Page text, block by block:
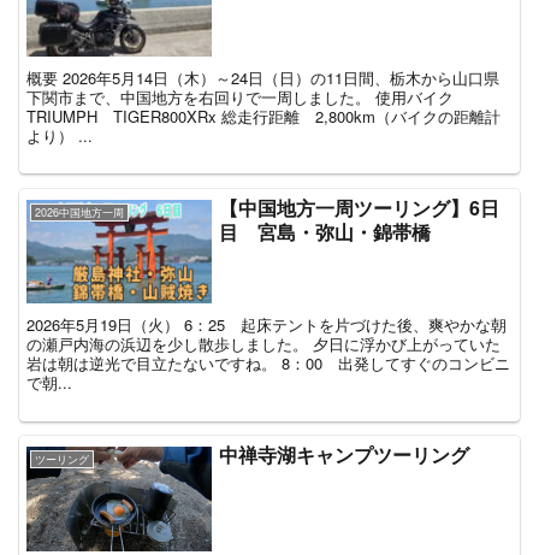
概要 2026年5月14日（木）～24日（日）の11日間、栃木から山口県
下関市まで、中国地方を右回りで一周しました。 使用バイク
TRIUMPH TIGER800XRx 総走行距離 2,800km（バイクの距離計
より） ...
2026中国地方一周
【中国地方一周ツーリング】6日
目 宮島・弥山・錦帯橋
2026年5月19日（火） 6：25 起床テントを片づけた後、爽やかな朝
の瀬戸内海の浜辺を少し散歩しました。 夕日に浮かび上がっていた
岩は朝は逆光で目立たないですね。 8：00 出発してすぐのコンビニ
で朝...
ツーリング 中禅寺湖キャンプツーリング